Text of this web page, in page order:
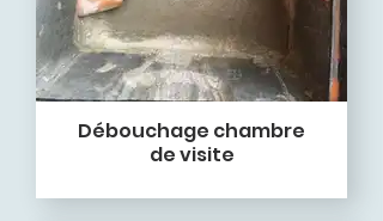
Débouchage chambre
de visite